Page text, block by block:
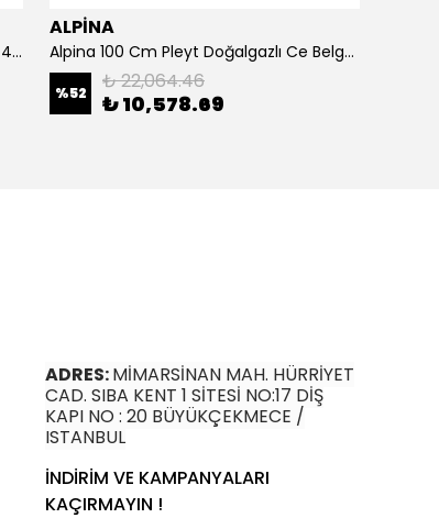
4 Demlikli Bakır Çay Kazanı Otomatik, 40 Litre
ALPİNA
Alpina 100 Cm Pleyt Doğalgazlı Ce Belgeli
%52 ₺ 22,064.46
₺ 10,578.69
ADRES:MİMARSİNAN MAH. HÜRRİYET
CAD. SIBA KENT 1 SİTESİ NO:17 DİŞ
KAPI NO : 20 BÜYÜKÇEKMECE /
ISTANBUL
İNDİRİM VE KAMPANYALARI
KAÇIRMAYIN !